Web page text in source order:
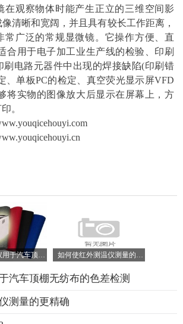
在观察物体时能产生正立的三维空间影
清晰和宽阔，并且具有较长工作距离，
常广泛的常规显微镜。它操作方便、直
合用于电子加工业生产线的检验、印刷
刷电路元器件中出现的焊接缺陷(印刷错
、单板PC的检定、真空荧光显示屏VFD
将实物的图像放大后显示在屏幕上，方
。
www.youqicehouyi.com
汽车顶棚无纺布的色差检测
测量的更精确